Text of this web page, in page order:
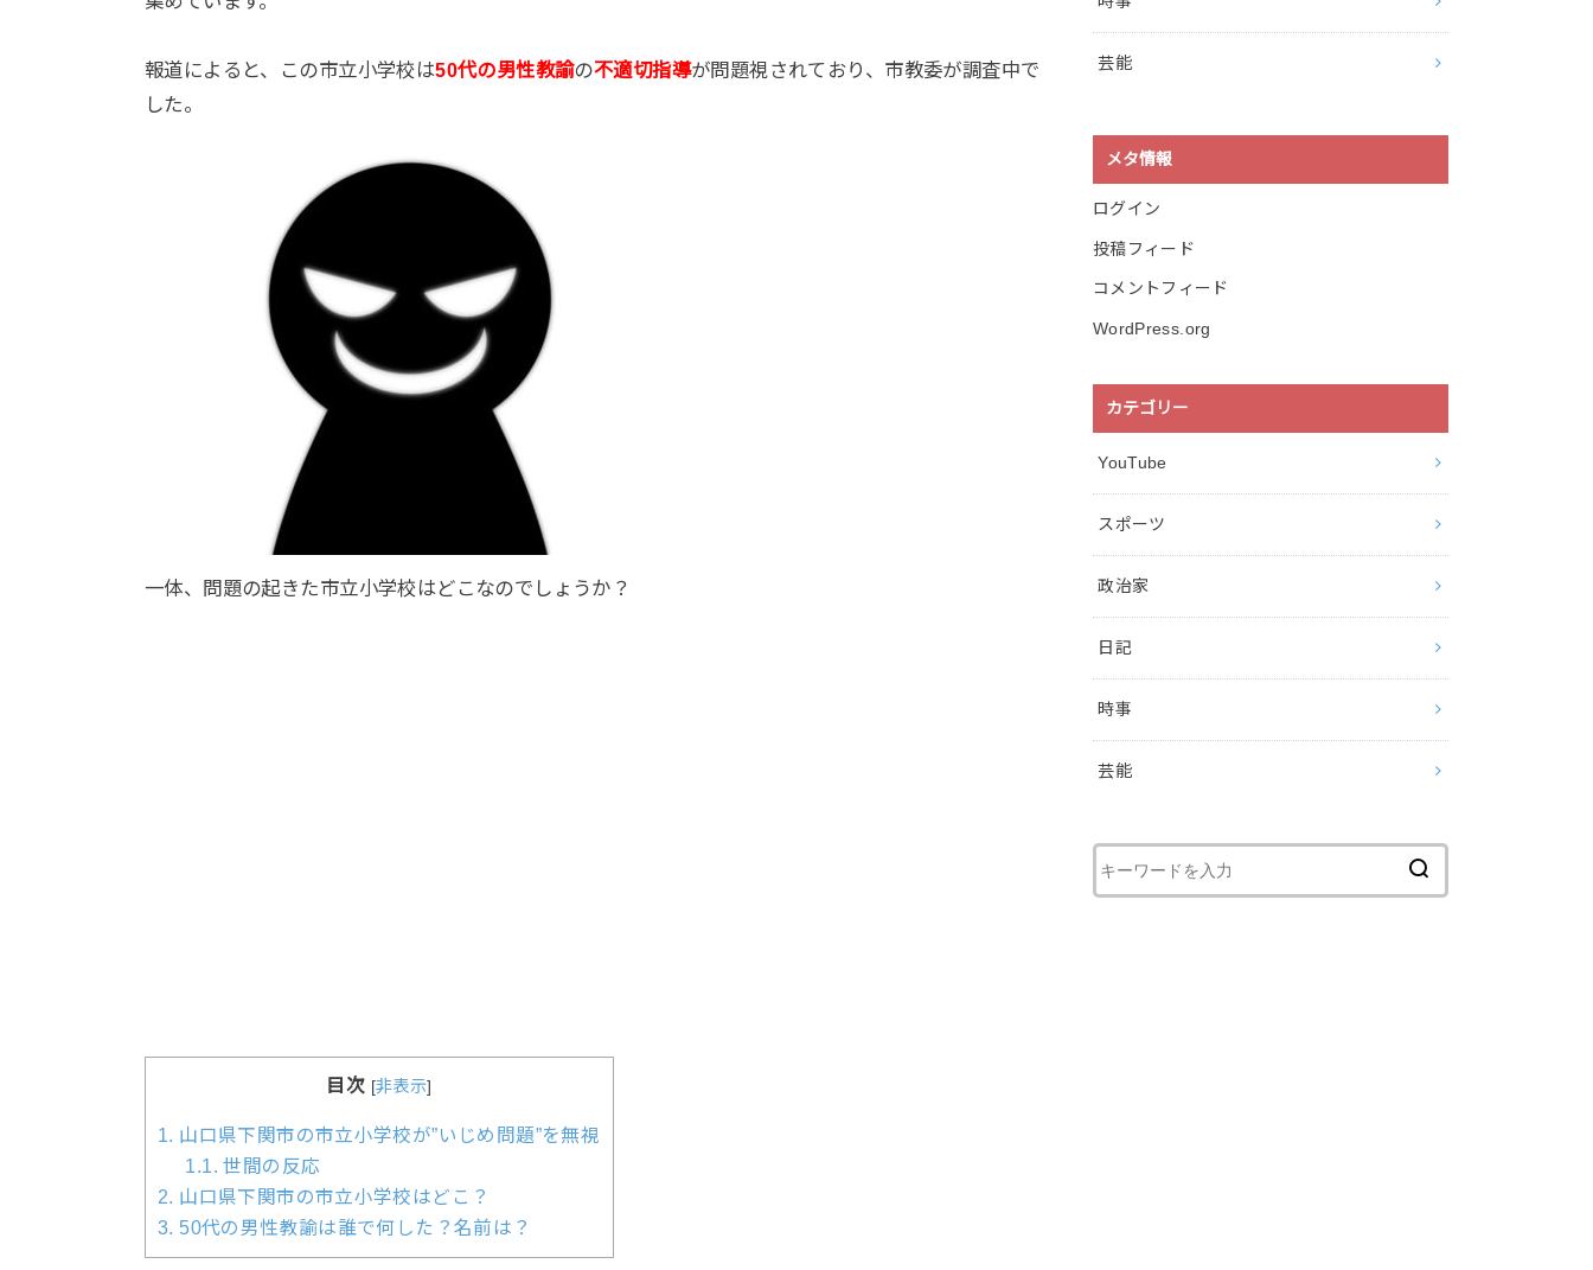
報道によると、この市立小学校は50代の男性教諭の不適切指導が問題視されており、市教委が調査中で
した。
一体、問題の起きた市立小学校はどこなのでしょうか？
目次 [非表示]
1. 山口県下関市の市立小学校が”いじめ問題”を無視
1.1. 世間の反応
2. 山口県下関市の市立小学校はどこ？
3. 50代の男性教諭は誰で何した？名前は？
芸能
メタ情報
ログイン
投稿フィード
コメントフィード
WordPress.org
カテゴリー
YouTube
スポーツ
政治家
日記
時事
芸能